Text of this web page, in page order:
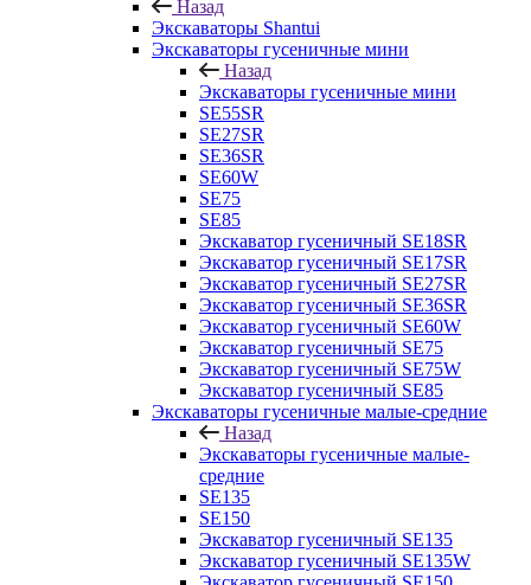
Назад
Экскаваторы Shantui
Экскаваторы гусеничные мини
Назад
Экскаваторы гусеничные мини
SE55SR
SE27SR
SE36SR
SE60W
SE75
SE85
Экскаватор гусеничный SE18SR
Экскаватор гусеничный SE17SR
Экскаватор гусеничный SE27SR
Экскаватор гусеничный SE36SR
Экскаватор гусеничный SE60W
Экскаватор гусеничный SE75
Экскаватор гусеничный SE75W
Экскаватор гусеничный SE85
Экскаваторы гусеничные малые-средние
Назад
Экскаваторы гусеничные малые-
средние
SE135
SE150
Экскаватор гусеничный SE135
Экскаватор гусеничный SE135W